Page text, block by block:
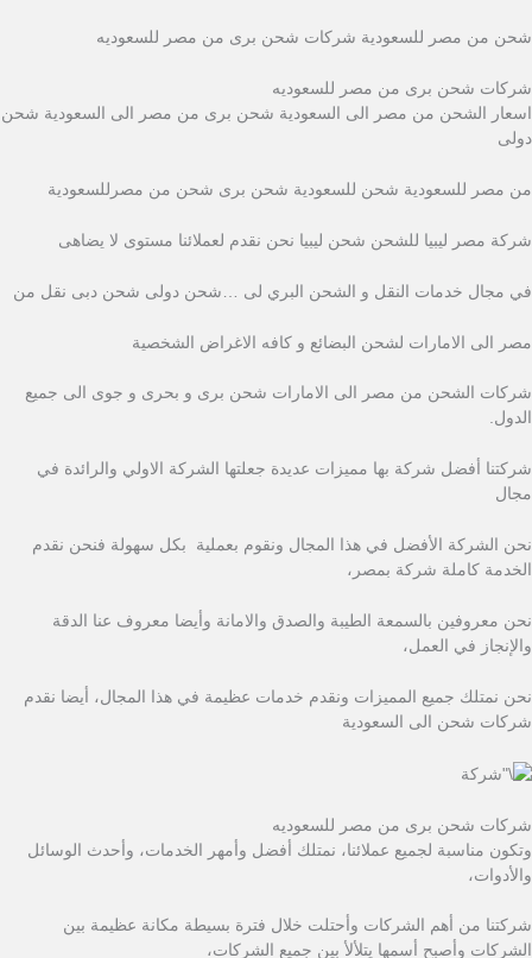
شحن من مصر للسعودية شركات شحن برى من مصر للسعوديه
شركات شحن برى من مصر للسعوديه
اسعار الشحن من مصر الى السعودية شحن برى من مصر الى السعودية شحن
دولى
من مصر للسعودية شحن للسعودية شحن برى شحن من مصرللسعودية
شركة مصر ليبيا للشحن شحن ليبيا نحن نقدم لعملائنا مستوى لا يضاهى
في مجال خدمات النقل و الشحن البري لى …شحن دولى شحن دبى نقل من
مصر الى الامارات لشحن البضائع و كافه الاغراض الشخصية
شركات الشحن من مصر الى الامارات شحن برى و بحرى و جوى الى جميع
الدول.
شركتنا أفضل شركة بها مميزات عديدة جعلتها الشركة الاولي والرائدة في
مجال
نحن الشركة الأفضل في هذا المجال ونقوم بعملية بكل سهولة فنحن نقدم
الخدمة كاملة شركة بمصر،
نحن معروفين بالسمعة الطيبة والصدق والامانة وأيضا معروف عنا الدقة
والإنجاز في العمل،
نحن نمتلك جميع المميزات ونقدم خدمات عظيمة في هذا المجال، أيضا نقدم
شركات شحن الى السعودية
شركات شحن برى من مصر للسعوديه
وتكون مناسبة لجميع عملائنا، نمتلك أفضل وأمهر الخدمات، وأحدث الوسائل
والأدوات،
شركتنا من أهم الشركات وأحتلت خلال فترة بسيطة مكانة عظيمة بين
الشركات وأصبح أسمها يتلألأ بين جميع الشركات،